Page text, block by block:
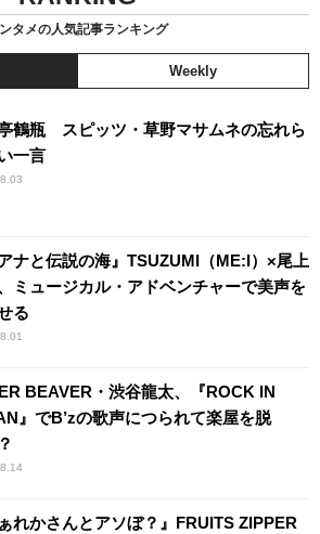
タメの人気記事ランキング
Weekly
鶴瓶 スピッツ・草野マサムネの忘れら
一言
アナと伝説の海』TSUZUMI（ME:I）×尾上
ミュージカル・アドベンチャーで美声を
る
BEAVER・渋谷龍太、『ROCK IN
』でB’zの歌声につられて楽屋を脱
ぁれかさんとアソぼ？』FRUITS ZIPPER